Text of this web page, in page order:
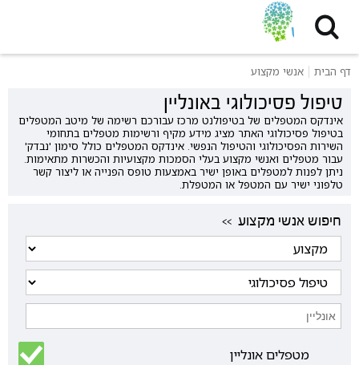
דף הבית אנשי מקצוע
טיפול פסיכולוגי באונליין
אינדקס המטפלים של בטיפולנט מרכז עבורכם רשימה של מיטב המטפלים
בטיפול פסיכולוגי האתר מציג מידע מקיף ורשימות מטפלים בתחומי
השירות הפסיכולוגי והטיפול הנפשי. אינדקס המטפלים כולל סימון 'נבדק'
עבור מטפלים ואנשי מקצוע בעלי הסמכות מקצועיות והכשרות מתאימות.
ניתן לפנות למטפלים באופן ישיר באמצעות טופס הפנייה או ליצור קשר
טלפוני ישיר עם המטפל או המטפלת.
<< חיפוש אנשי מקצוע
מטפלים אונליין